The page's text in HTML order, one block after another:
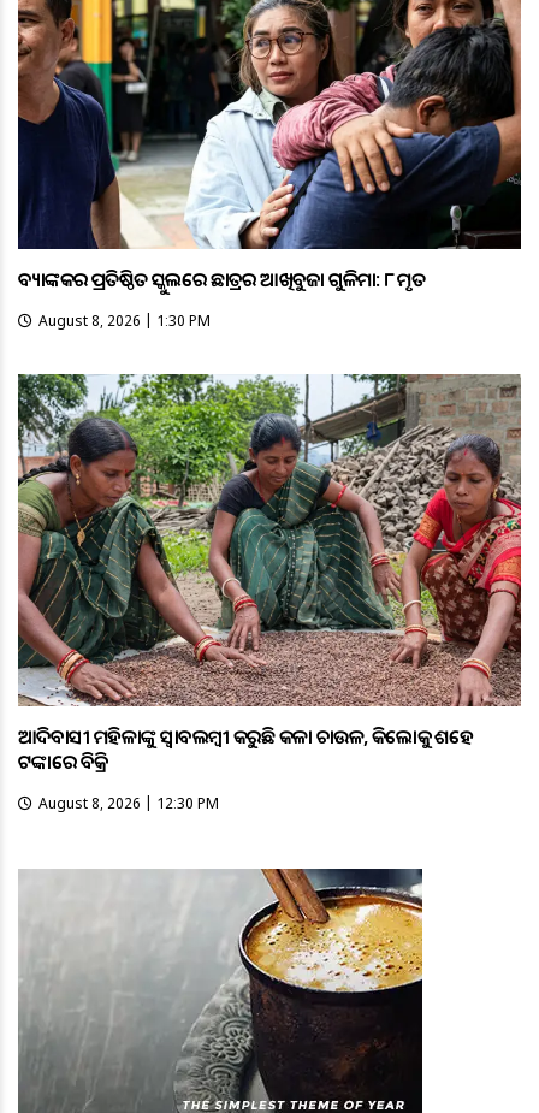
ବ୍ୟାଙ୍କକର ପ୍ରତିଷ୍ଠିତ ସ୍କୁଲରେ ଛାତ୍ରର ଆଖିବୁଜା ଗୁଳିମାଡ଼: ୮ ମୃତ
August 8, 2026 | 1:30 PM
ଆଦିବାସୀ ମହିଳାଙ୍କୁ ସ୍ଵାବଲମ୍ଵୀ କରୁଛି କଳା ଚାଉଳ, କିଲୋକୁ ଶହେ
ଟଙ୍କାରେ ବିକ୍ରି
August 8, 2026 | 12:30 PM